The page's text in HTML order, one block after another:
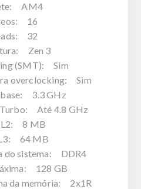
AM4
16
32
Zen 3
(SMT): Sim
overclocking: Sim
base: 3.3 GHz
Turbo: Até 4.8 GHz
L2: 8 MB
64 MB
do sistema: DDR4
128 GB
da memória: 2x1R